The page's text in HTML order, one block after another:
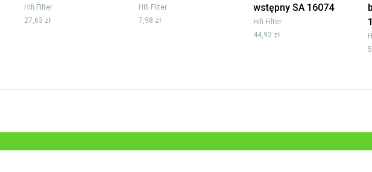
Hifi Filter
27,63 zł
Hifi Filter
7,98 zł
wstępny SA 16074
Hifi Filter
44,92 zł